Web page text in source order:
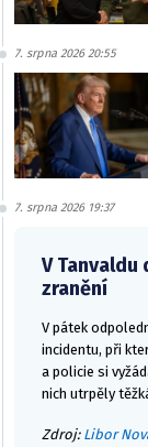
7. srpna 2026 20:55
7. srpna 2026 19:37
V
zranění
V pátek
incidentu, při
a policie si
nich utrpěly
Zdroj: Libor